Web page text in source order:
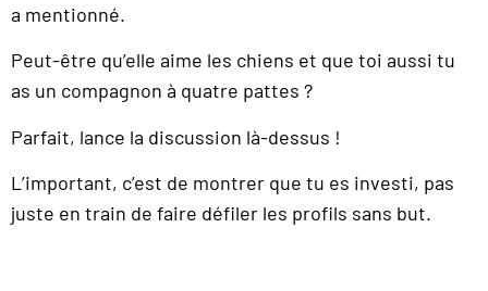
a mentionné.
Peut-être qu’elle aime les chiens et que toi aussi tu
as un compagnon à quatre pattes ?
Parfait, lance la discussion là-dessus !
L’important, c’est de montrer que tu es investi, pas
juste en train de faire défiler les profils sans but.